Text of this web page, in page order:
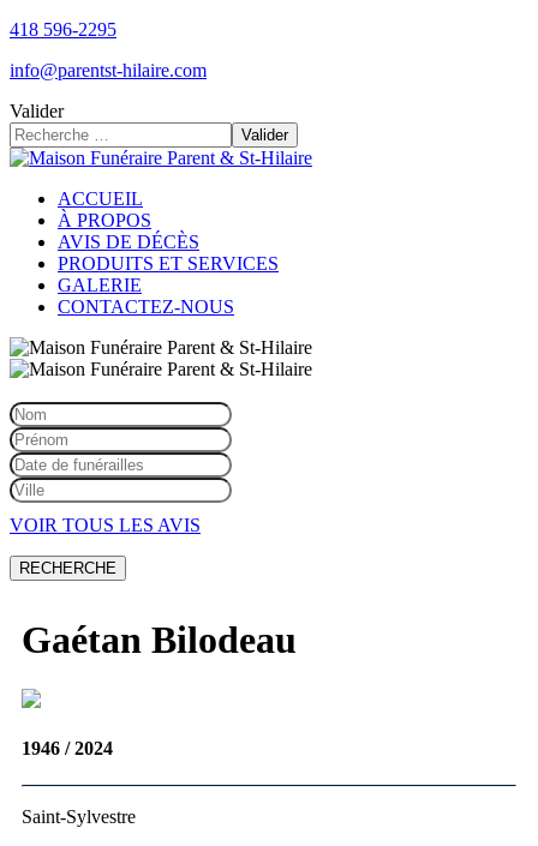
418 596-2295
info@parentst-hilaire.com
Valider
Valider
ACCUEIL
À PROPOS
AVIS DE DÉCÈS
PRODUITS ET SERVICES
GALERIE
CONTACTEZ-NOUS
VOIR TOUS LES AVIS
Gaétan Bilodeau
1946 / 2024
Saint-Sylvestre